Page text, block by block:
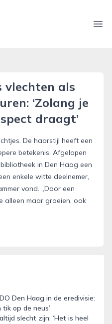
vlechten als
‘Zolang je
draagt’
De haarstijl heeft een
betekenis. Afgelopen
in Den Haag een
enkele witte deelnemer,
vond. ,,Door een
alleen maar groeien, ook
Den Haag in de eredivisie:
op de neus’
slecht zijn: ‘Het is heel